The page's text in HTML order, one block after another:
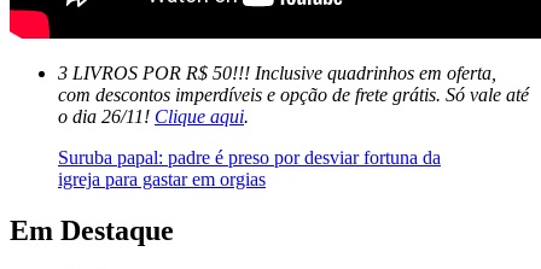
3 LIVROS POR R$ 50!!! Inclusive quadrinhos em oferta,
com descontos imperdíveis e opção de frete grátis. Só vale até
o dia 26/11! Clique aqui.
Suruba papal: padre é preso por desviar fortuna da
igreja para gastar em orgias
Em Destaque